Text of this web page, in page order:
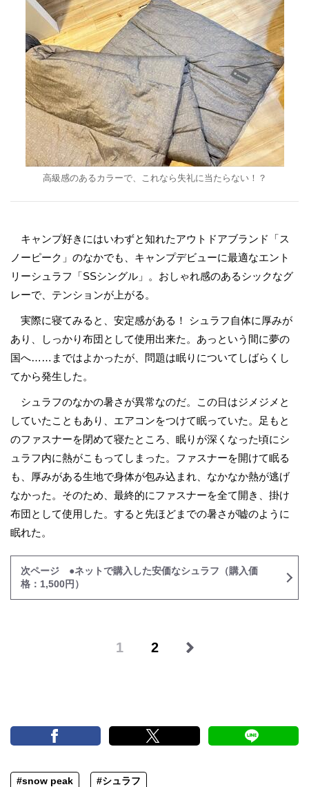
高級感のあるカラーで、これなら失礼に当たらない！？
キャンプ好きにはいわずと知れたアウトドアブランド「ス
ノーピーク」のなかでも、キャンプデビューに最適なエント
リーシュラフ「SSシングル」。おしゃれ感のあるシックなグ
レーで、テンションが上がる。
実際に寝てみると、安定感がある！ シュラフ自体に厚みが
あり、しっかり布団として使用出来た。あっという間に夢の
国へ……まではよかったが、問題は眠りについてしばらくし
てから発生した。
シュラフのなかの暑さが異常なのだ。この日はジメジメと
していたこともあり、エアコンをつけて眠っていた。足もと
のファスナーを閉めて寝たところ、眠りが深くなった頃にシ
ュラフ内に熱がこもってしまった。ファスナーを開けて眠る
も、厚みがある生地で身体が包み込まれ、なかなか熱が逃げ
なかった。そのため、最終的にファスナーを全て開き、掛け
布団として使用した。すると先ほどまでの暑さが嘘のように
眠れた。
次ページ ●ネットで購入した安価なシュラフ（購入価
格：1,500円）
1 2
#snow peak #シュラフ